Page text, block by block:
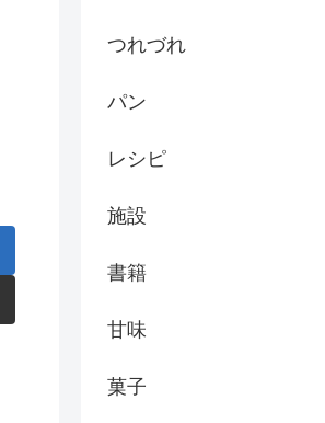
つれづれ
パン
レシピ
施設
書籍
甘味
菓子